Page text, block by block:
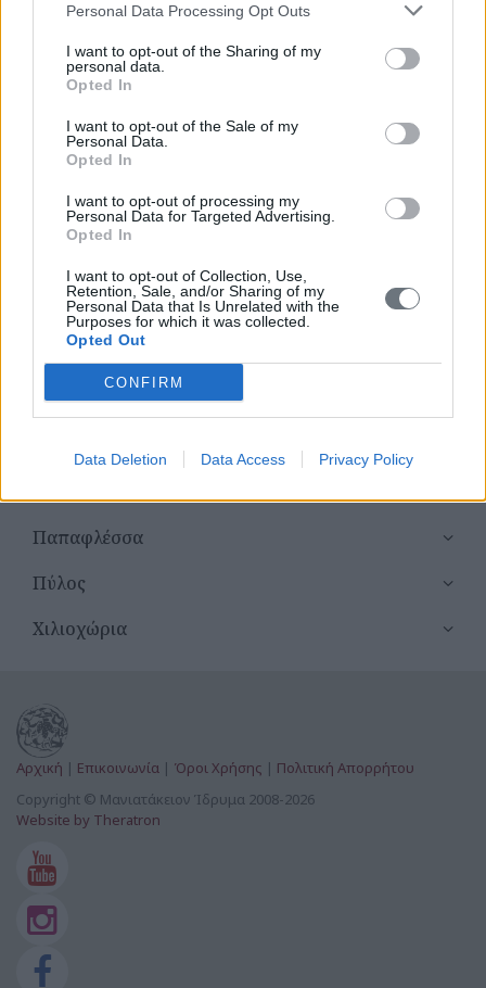
Personal Data Processing Opt Outs
I want to opt-out of the Sharing of my
personal data.
Opted In
I want to opt-out of the Sale of my
Personal Data.
Opted In
I want to opt-out of processing my
Personal Data for Targeted Advertising.
Opted In
I want to opt-out of Collection, Use,
Retention, Sale, and/or Sharing of my
Personal Data that Is Unrelated with the
Purposes for which it was collected.
Opted Out
CONFIRM
Data Deletion Data Access Privacy Policy
Κορώνη
Μεθώνη
Νέστορος
Όλα τα σημεία της Δ. Ενότητας
Αγία Ειρήνη Στυλιανού
Αγία Ελένη Χώρας
Αγία Κυριακή Χώρας
Αγία Παρασκευή Μυρσινοχώρι
Αγία Τριάς Ενοριακός Ναός Αμπελόφυτο
Αγία Τριάς Ενοριακός Ναός Ρωμανού
Αγία Τριάς Φλεσιάδος
Αγία Τριάς Χώρας
Παπαφλέσσα
Πύλος
Χιλιοχώρια
Αρχική | Επικοινωνία | Όροι Χρήσης | Πολιτική Απορρήτου
Copyright © Μανιατάκειον Ίδρυμα 2008-2026
Website by Theratron